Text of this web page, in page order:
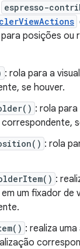
espresso-
posições ou
: rola para a
se houver.
: rola
: rola
:
um fixador de
: realiza